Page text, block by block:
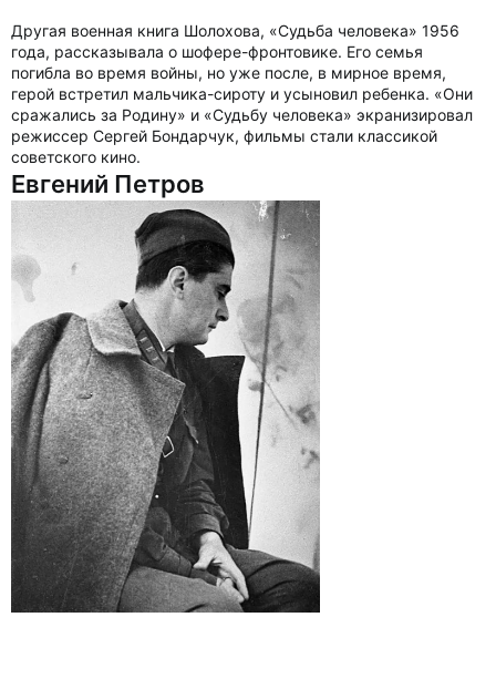
Другая военная книга Шолохова, «Судьба человека» 1956
года, рассказывала о шофере-фронтовике. Его семья
погибла во время войны, но уже после, в мирное время,
герой встретил мальчика-сироту и усыновил ребенка. «Они
сражались за Родину» и «Судьбу человека» экранизировал
режиссер Сергей Бондарчук, фильмы стали классикой
советского кино.
Евгений Петров